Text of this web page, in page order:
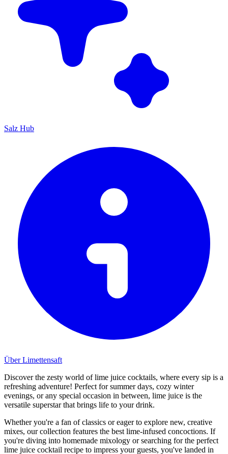
Salz Hub
Über Limettensaft
Discover the zesty world of lime juice cocktails, where every sip is a
refreshing adventure! Perfect for summer days, cozy winter
evenings, or any special occasion in between, lime juice is the
versatile superstar that brings life to your drink.
Whether you're a fan of classics or eager to explore new, creative
mixes, our collection features the best lime-infused concoctions. If
you're diving into homemade mixology or searching for the perfect
lime juice cocktail recipe to impress your guests, you've landed in